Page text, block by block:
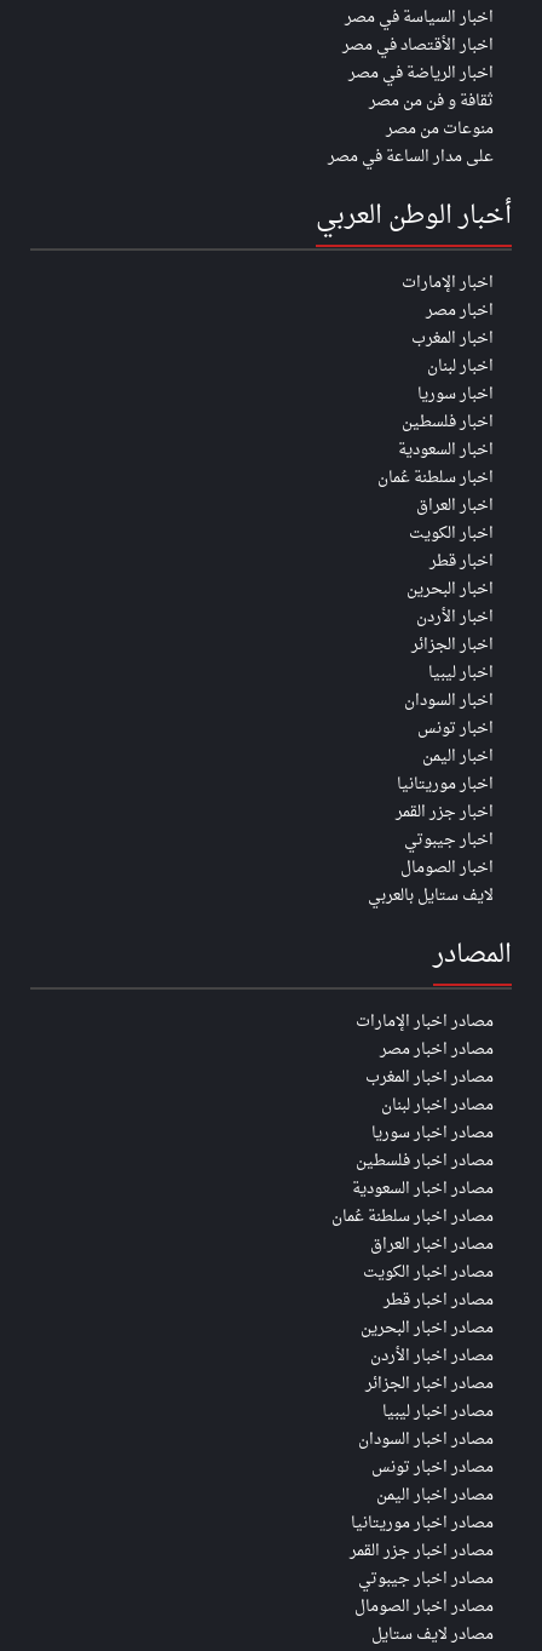
اخبار السياسة في مصر
اخبار الأقتصاد في مصر
اخبار الرياضة في مصر
ثقافة و فن من مصر
منوعات من مصر
على مدار الساعة في مصر
أخبار الوطن العربي
اخبار الإمارات
اخبار مصر
اخبار المغرب
اخبار لبنان
اخبار سوريا
اخبار فلسطين
اخبار السعودية
اخبار سلطنة عُمان
اخبار العراق
اخبار الكويت
اخبار قطر
اخبار البحرين
اخبار الأردن
اخبار الجزائر
اخبار ليبيا
اخبار السودان
اخبار تونس
اخبار اليمن
اخبار موريتانيا
اخبار جزر القمر
اخبار جيبوتي
اخبار الصومال
لايف ستايل بالعربي
المصادر
مصادر اخبار الإمارات
مصادر اخبار مصر
مصادر اخبار المغرب
مصادر اخبار لبنان
مصادر اخبار سوريا
مصادر اخبار فلسطين
مصادر اخبار السعودية
مصادر اخبار سلطنة عُمان
مصادر اخبار العراق
مصادر اخبار الكويت
مصادر اخبار قطر
مصادر اخبار البحرين
مصادر اخبار الأردن
مصادر اخبار الجزائر
مصادر اخبار ليبيا
مصادر اخبار السودان
مصادر اخبار تونس
مصادر اخبار اليمن
مصادر اخبار موريتانيا
مصادر اخبار جزر القمر
مصادر اخبار جيبوتي
مصادر اخبار الصومال
مصادر لايف ستايل